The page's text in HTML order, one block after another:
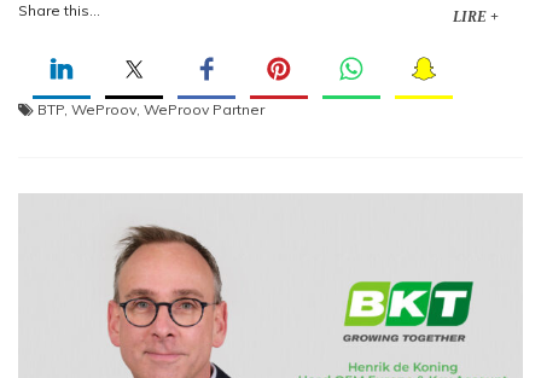
Share this... LIRE +
BTP, WeProov, WeProov Partner